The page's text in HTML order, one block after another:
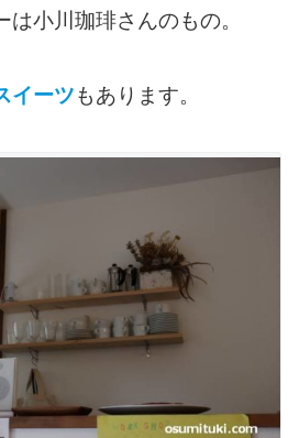
小川珈琲さんのもの。
イーツもあります。